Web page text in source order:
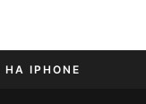
НА IPHONE